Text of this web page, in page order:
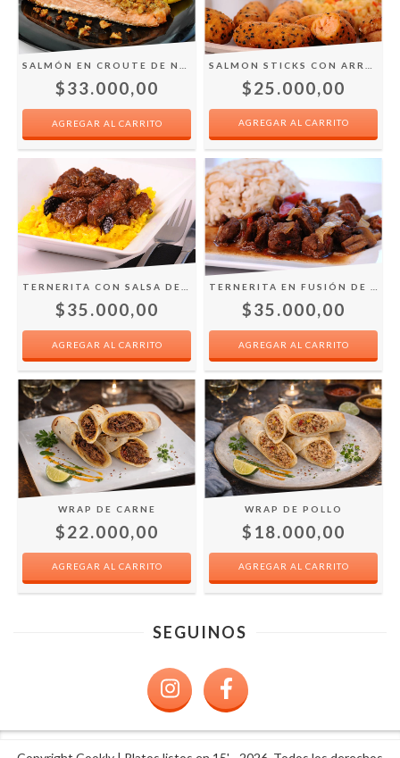
$33.000,00 $25.000,00
$35.000,00 $35.000,00
WRAP DE CARNE
$22.000,00
WRAP DE POLLO
$18.000,00
SEGUINOS